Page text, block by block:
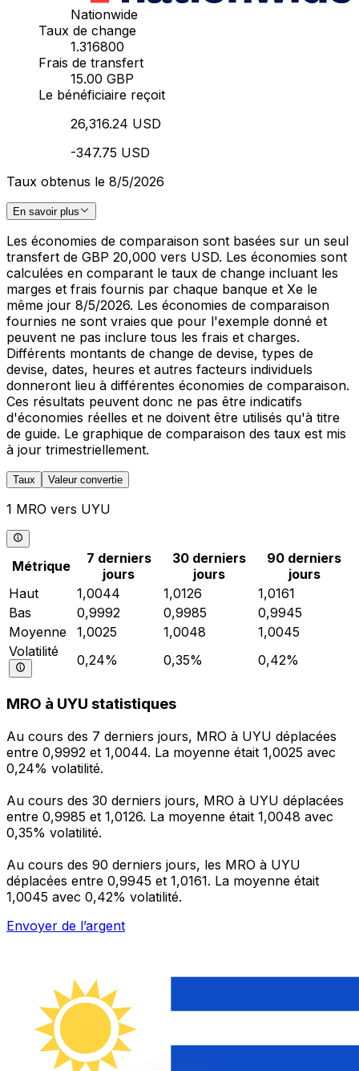
Nationwide
Taux de change
1.316800
Frais de transfert
15.00 GBP
Le bénéficiaire reçoit
26,316.24 USD
-347.75 USD
Taux obtenus le 8/5/2026
En savoir plus
Les économies de comparaison sont basées sur un seul
transfert de GBP 20,000 vers USD. Les économies sont
calculées en comparant le taux de change incluant les
marges et frais fournis par chaque banque et Xe le
même jour 8/5/2026. Les économies de comparaison
fournies ne sont vraies que pour l'exemple donné et
peuvent ne pas inclure tous les frais et charges.
Différents montants de change de devise, types de
devise, dates, heures et autres facteurs individuels
donneront lieu à différentes économies de comparaison.
Ces résultats peuvent donc ne pas être indicatifs
d'économies réelles et ne doivent être utilisés qu'à titre
de guide. Le graphique de comparaison des taux est mis
à jour trimestriellement.
Taux Valeur convertie
1 MRO vers UYU
Métrique
7 derniers
jours
30 derniers
jours
90 derniers
jours
Haut
1,0044 1,0126
1,0161
Bas
0,9992 0,9985
0,9945
Moyenne
1,0025 1,0048
1,0045
Volatilité
0,24% 0,35% 0,42%
MRO à UYU statistiques
Au cours des 7 derniers jours, MRO à UYU déplacées
entre 0,9992 et 1,0044. La moyenne était 1,0025 avec
0,24% volatilité.
Au cours des 30 derniers jours, MRO à UYU déplacées
entre 0,9985 et 1,0126. La moyenne était 1,0048 avec
0,35% volatilité.
Au cours des 90 derniers jours, les MRO à UYU
déplacées entre 0,9945 et 1,0161. La moyenne était
1,0045 avec 0,42% volatilité.
Envoyer de l’argent
êtes en déplacement
L'application Xe réunit toutes les fonctionnalités
nécessaires pour vos transferts d'argent internationaux
et la gestion de vos devises. Convertissez des devises,
programmez des alertes de taux et transférez de